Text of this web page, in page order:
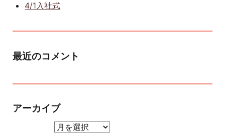
4/1入社式
最近のコメント
アーカイブ